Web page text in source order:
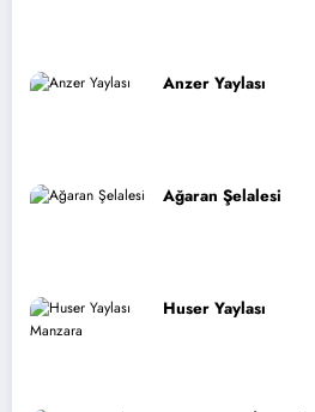
Anzer Yaylası
Ağaran Şelalesi
Huser Yaylası